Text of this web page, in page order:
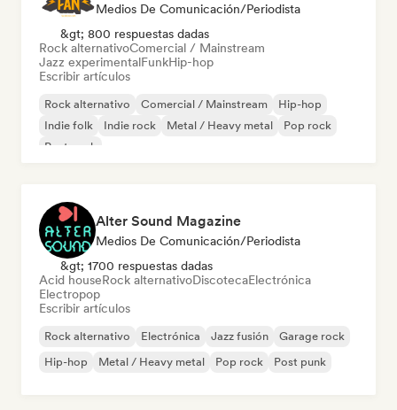
Medios De Comunicación/Periodista
&gt; 800 respuestas dadas
Rock alternativoComercial / Mainstream
Jazz experimentalFunkHip-hop
Escribir artículos
Rock alternativo Comercial / Mainstream
Hip-hop
Indie folk
Indie rock Metal / Heavy metal
Pop rock
Post punk
Alter Sound Magazine
Medios De Comunicación/Periodista
&gt; 1700 respuestas dadas
Acid houseRock alternativoDiscotecaElectrónica
Electropop
Escribir artículos
Rock alternativo Electrónica Jazz fusión
Garage rock
Hip-hop
Metal / Heavy metal Pop rock Post punk